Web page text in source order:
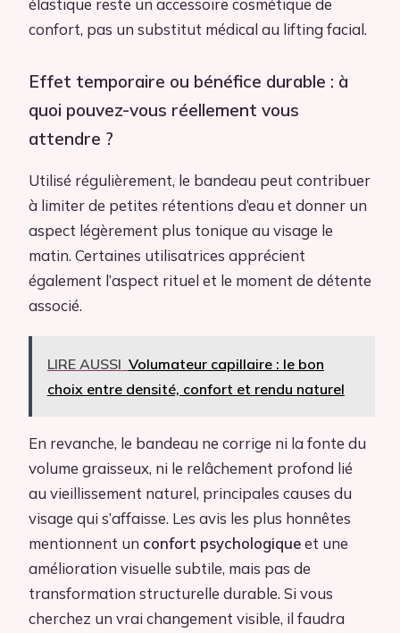
élastique reste un accessoire cosmétique de
confort, pas un substitut médical au lifting facial.
Effet temporaire ou bénéfice durable : à
quoi pouvez-vous réellement vous
attendre ?
Utilisé régulièrement, le bandeau peut contribuer
à limiter de petites rétentions d’eau et donner un
aspect légèrement plus tonique au visage le
matin. Certaines utilisatrices apprécient
également l’aspect rituel et le moment de détente
associé.
LIRE AUSSI Volumateur capillaire : le bon
choix entre densité, confort et rendu naturel
En revanche, le bandeau ne corrige ni la fonte du
volume graisseux, ni le relâchement profond lié
au vieillissement naturel, principales causes du
visage qui s’affaisse. Les avis les plus honnêtes
mentionnent un confort psychologiqueet une
amélioration visuelle subtile, mais pas de
transformation structurelle durable. Si vous
cherchez un vrai changement visible, il faudra